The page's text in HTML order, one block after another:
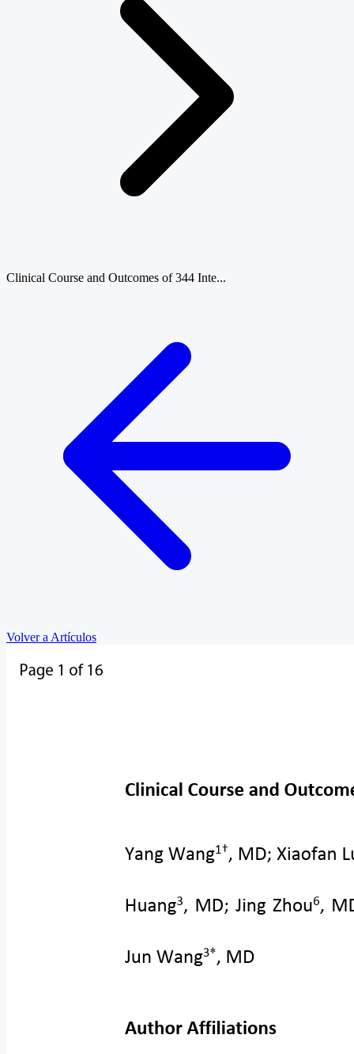
Clinical Course and Outcomes of 344 Inte...
Volver a Artículos